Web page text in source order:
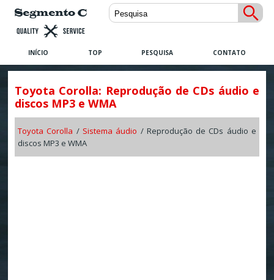
INÍCIO TOP PESQUISA CONTATO
Toyota Corolla: Reprodução de CDs áudio e
discos MP3 e WMA
Toyota Corolla / Sistema áudio / Reprodução de CDs áudio e
discos MP3 e WMA